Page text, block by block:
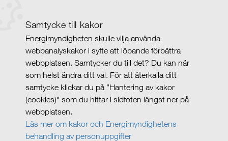
Samtycke till kakor
Energimyndigheten skulle vilja använda
webbanalyskakor i syfte att löpande förbättra
webbplatsen. Samtycker du till det? Du kan när
som helst ändra ditt val. För att återkalla ditt
samtycke klickar du på ”Hantering av kakor
(cookies)" som du hittar i sidfoten längst ner på
webbplatsen.
Läs mer om kakor och Energimyndighetens
behandling av personuppgifter